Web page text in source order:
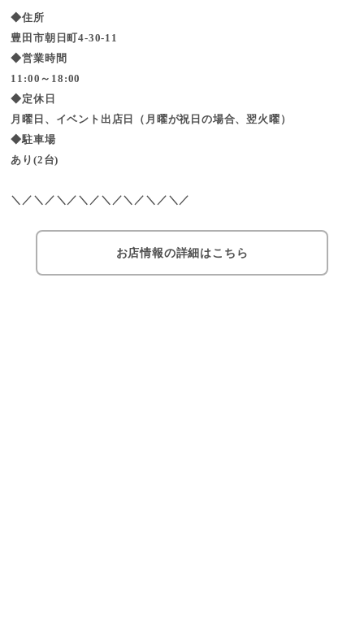
◆住所
豊田市朝日町4-30-11
◆営業時間
11:00～18:00
◆定休日
月曜日、イベント出店日（月曜が祝日の場合、翌火曜）
◆駐車場
あり(2台)
＼／＼／＼／＼／＼／＼／＼／＼／
お店情報の詳細はこちら